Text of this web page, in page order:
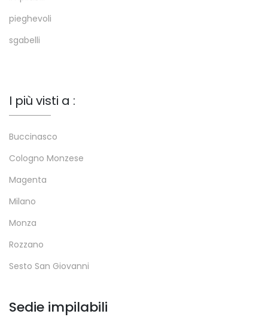
pieghevoli
sgabelli
I più visti a :
Buccinasco
Cologno Monzese
Magenta
Milano
Monza
Rozzano
Sesto San Giovanni
Sedie impilabili